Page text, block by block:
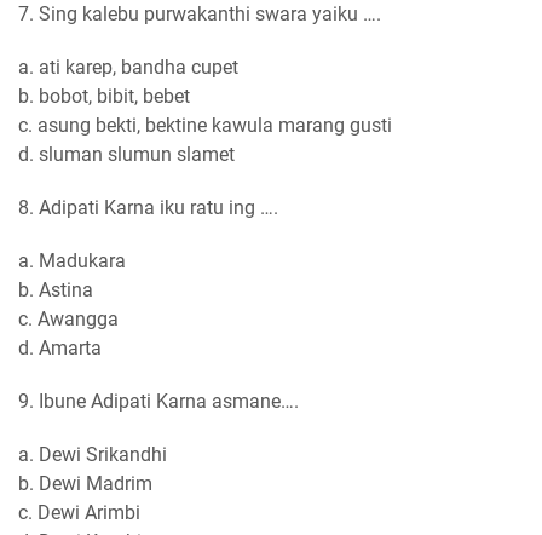
7. Sing kalebu purwakanthi swara yaiku ….
a. ati karep, bandha cupet
b. bobot, bibit, bebet
c. asung bekti, bektine kawula marang gusti
d. sluman slumun slamet
8. Adipati Karna iku ratu ing ….
a. Madukara
b. Astina
c. Awangga
d. Amarta
9. Ibune Adipati Karna asmane….
a. Dewi Srikandhi
b. Dewi Madrim
c. Dewi Arimbi